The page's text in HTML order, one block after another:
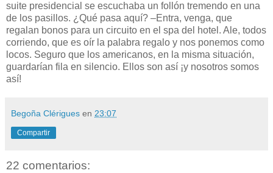
suite presidencial se escuchaba un follón tremendo en una
de los pasillos. ¿Qué pasa aquí? –Entra, venga, que
regalan bonos para un circuito en el spa del hotel. Ale, todos
corriendo, que es oír la palabra regalo y nos ponemos como
locos. Seguro que los americanos, en la misma situación,
guardarían fila en silencio. Ellos son así ¡y nosotros somos
así!
Begoña Clérigues en 23:07
Compartir
22 comentarios: